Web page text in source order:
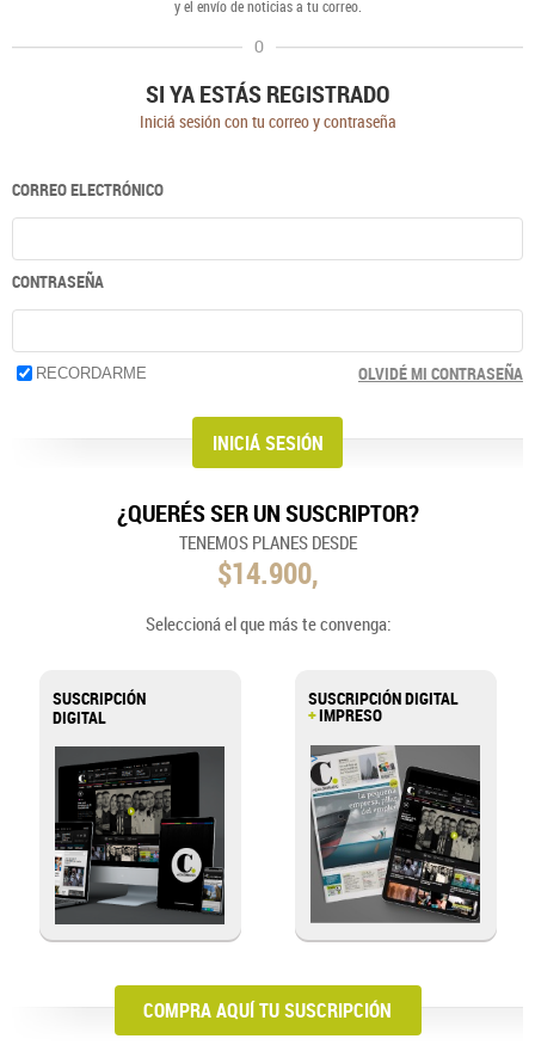
y el envío de noticias a tu correo.
O
SI YA ESTÁS REGISTRADO
Iniciá sesión con tu correo y contraseña
CORREO ELECTRÓNICO
CONTRASEÑA
RECORDARME OLVIDÉ MI CONTRASEÑA
¿QUERÉS SER UN SUSCRIPTOR?
TENEMOS PLANES DESDE
$14.900,
Seleccioná el que más te convenga:
SUSCRIPCIÓN
DIGITAL
SUSCRIPCIÓN DIGITAL
+IMPRESO
>
COMPRA AQUÍ TU SUSCRIPCIÓN